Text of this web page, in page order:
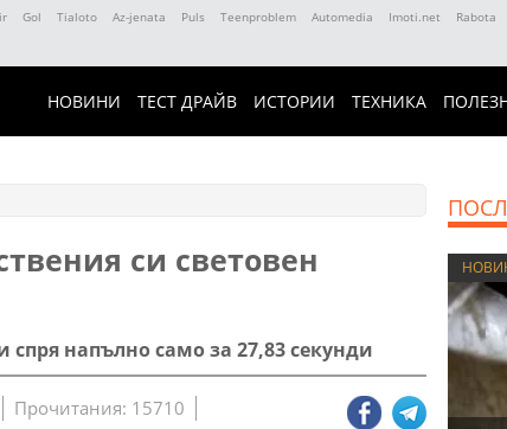
Gol Tialoto Az-jenata Puls Teenproblem Automedia Imoti.net Rabota
НОВИНИ ТЕСТ ДРАЙВ ИСТОРИИ ТЕХНИКА
си световен
спря напълно само за 27,83 секунди
Прочитания: 15710